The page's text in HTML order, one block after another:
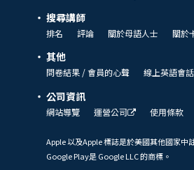
搜尋講師
排名 評論 關於母語人士 關於
其他
問卷結果 / 會員的心聲 線上英語會
公司資訊
網站導覽 運營公司 使用條款
Apple 以及Apple 標誌是於美國其他國家中
Google Play是 Google LLC 的商標。